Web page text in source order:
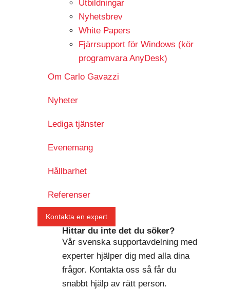
Utbildningar
Nyhetsbrev
White Papers
Fjärrsupport för Windows (kör
programvara AnyDesk)
Om Carlo Gavazzi
Nyheter
Lediga tjänster
Evenemang
Hållbarhet
Referenser
Kontakta en expert
Hittar du inte det du söker?
Vår svenska supportavdelning med
experter hjälper dig med alla dina
frågor. Kontakta oss så får du
snabbt hjälp av rätt person.